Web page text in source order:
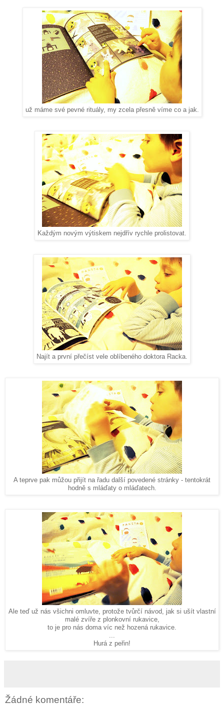
už máme své pevné rituály, my zcela přesně víme co a jak.
Každým novým výtiskem nejdřív rychle prolistovat.
Najít a první přečíst vele oblíbeného doktora Racka.
A teprve pak můžou přijít na řadu další povedené stránky - tentokrát
hodně s mláďaty o mláďatech.
Ale teď už nás všichni omluvte, protože tvůrčí návod, jak si ušít vlastní
malé zvíře z plonkovní rukavice,
to je pro nás doma víc než hozená rukavice.
Hurá z peřin!
Žádné komentáře: